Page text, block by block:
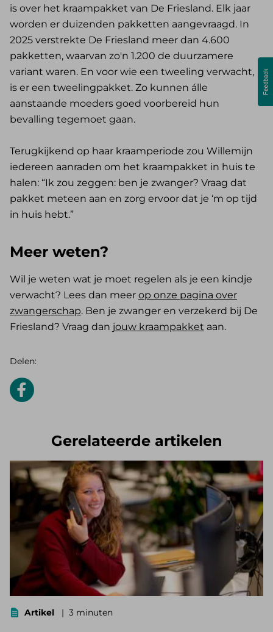
is over het kraampakket van De Friesland. Elk jaar
worden er duizenden pakketten aangevraagd. In
2025 verstrekte De Friesland meer dan 4.600
pakketten, waarvan zo'n 1.200 de duurzamere
variant waren. En voor wie een tweeling verwacht,
is er een tweelingpakket. Zo kunnen álle
aanstaande moeders goed voorbereid hun
bevalling tegemoet gaan.
Terugkijkend op haar kraamperiode zou Willemijn
iedereen aanraden om het kraampakket in huis te
halen: “Ik zou zeggen: ben je zwanger? Vraag dat
pakket meteen aan en zorg ervoor dat je ‘m op tijd
in huis hebt.”
Meer weten?
Wil je weten wat je moet regelen als je een kindje
verwacht? Lees dan meer op onze pagina over
zwangerschap. Ben je zwanger en verzekerd bij De
Friesland? Vraag dan jouw kraampakket aan.
Delen:
Gerelateerde artikelen
Artikel 3 minuten